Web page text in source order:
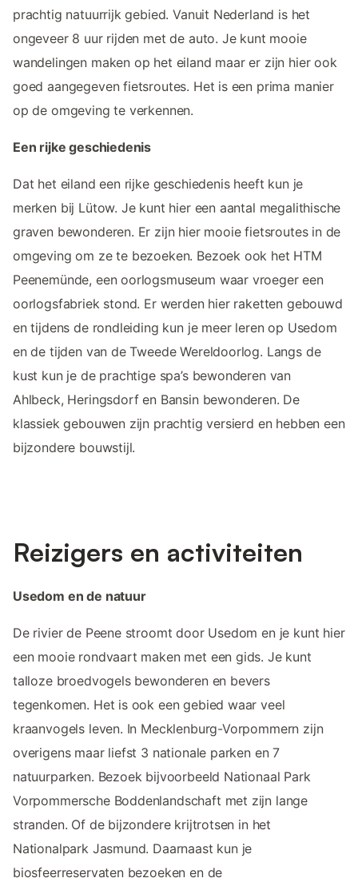
prachtig natuurrijk gebied. Vanuit Nederland is het
ongeveer 8 uur rijden met de auto. Je kunt mooie
wandelingen maken op het eiland maar er zijn hier ook
goed aangegeven fietsroutes. Het is een prima manier
op de omgeving te verkennen.
Een rijke geschiedenis
Dat het eiland een rijke geschiedenis heeft kun je
merken bij Lütow. Je kunt hier een aantal megalithische
graven bewonderen. Er zijn hier mooie fietsroutes in de
omgeving om ze te bezoeken. Bezoek ook het HTM
Peenemünde, een oorlogsmuseum waar vroeger een
oorlogsfabriek stond. Er werden hier raketten gebouwd
en tijdens de rondleiding kun je meer leren op Usedom
en de tijden van de Tweede Wereldoorlog. Langs de
kust kun je de prachtige spa’s bewonderen van
Ahlbeck, Heringsdorf en Bansin bewonderen. De
klassiek gebouwen zijn prachtig versierd en hebben een
bijzondere bouwstijl.
Reizigers en activiteiten
Usedom en de natuur
De rivier de Peene stroomt door Usedom en je kunt hier
een mooie rondvaart maken met een gids. Je kunt
talloze broedvogels bewonderen en bevers
tegenkomen. Het is ook een gebied waar veel
kraanvogels leven. In Mecklenburg-Vorpommern zijn
overigens maar liefst 3 nationale parken en 7
natuurparken. Bezoek bijvoorbeeld Nationaal Park
Vorpommersche Boddenlandschaft met zijn lange
stranden. Of de bijzondere krijtrotsen in het
Nationalpark Jasmund. Daarnaast kun je
biosfeerreservaten bezoeken en de